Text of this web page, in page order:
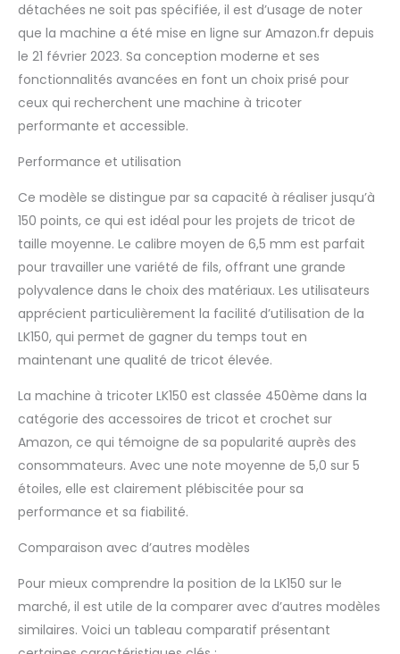
détachées ne soit pas spécifiée, il est d’usage de noter
que la machine a été mise en ligne sur Amazon.fr depuis
le 21 février 2023. Sa conception moderne et ses
fonctionnalités avancées en font un choix prisé pour
ceux qui recherchent une machine à tricoter
performante et accessible.
Performance et utilisation
Ce modèle se distingue par sa capacité à réaliser jusqu’à
150 points, ce qui est idéal pour les projets de tricot de
taille moyenne. Le calibre moyen de 6,5 mm est parfait
pour travailler une variété de fils, offrant une grande
polyvalence dans le choix des matériaux. Les utilisateurs
apprécient particulièrement la facilité d’utilisation de la
LK150, qui permet de gagner du temps tout en
maintenant une qualité de tricot élevée.
La machine à tricoter LK150 est classée 450ème dans la
catégorie des accessoires de tricot et crochet sur
Amazon, ce qui témoigne de sa popularité auprès des
consommateurs. Avec une note moyenne de 5,0 sur 5
étoiles, elle est clairement plébiscitée pour sa
performance et sa fiabilité.
Comparaison avec d’autres modèles
Pour mieux comprendre la position de la LK150 sur le
marché, il est utile de la comparer avec d’autres modèles
similaires. Voici un tableau comparatif présentant